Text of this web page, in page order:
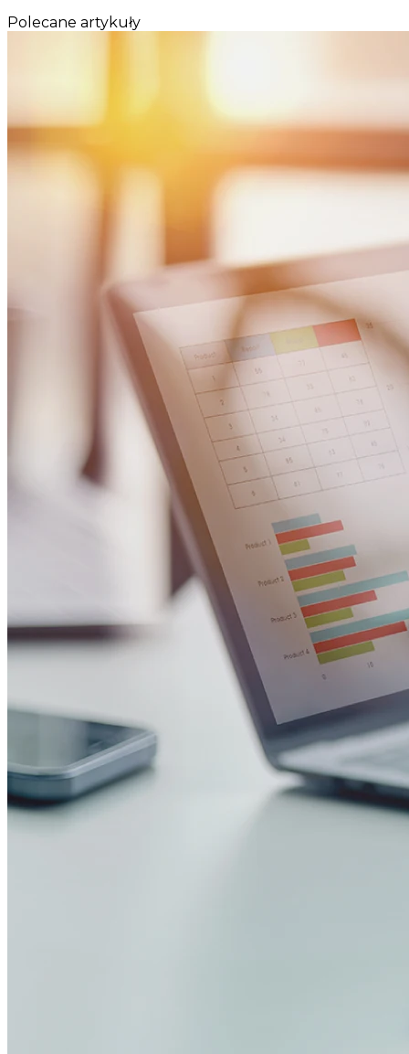
Polecane artykuły